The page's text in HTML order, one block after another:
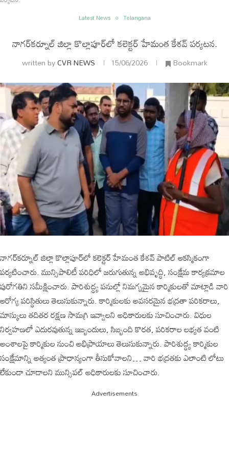
Latest News Telangana
నాగర్‌కర్నూల్ జిల్లా కొల్లాపూర్‌లో కలెక్టర్ హేమంత కేశవ్ పర్యటన.
written byCVR NEWS 15/06/2026 Bookmark
నాగర్‌కర్నూల్ జిల్లా కొల్లాపూర్‌లో కలెక్టర్ హేమంత కేశవ్ పాటిల్ ఆకస్మికంగా
పర్యటించారు. మున్సిపాలిటీ పరిధిలో జరుగుతున్న అభివృద్ధి, సంక్షేమ కార్యక్రమాల
పురోగతిని సమీక్షించారు. పారిశుద్ధ్య పనుల్లో నిమగ్నమైన కార్మికులతో మాట్లాడి వారి
ఆరోగ్య పరిస్థితులు తెలుసుకున్నారు. కార్మికులకు అవసరమైన భద్రతా పరికరాలు,
మాస్కులు తదితర రక్షణ సామగ్రి ఇవ్వాలని అధికారులకు సూచించారు. విధుల
నిర్వహణలో ఎదురవుతున్న ఇబ్బందులు, సిబ్బంది కొరత, పరికరాల లభ్యత వంటి
అంశాలపై కార్మికుల నుంచి అభిప్రాయాలు తెలుసుకున్నారు. పారిశుద్ధ్య కార్మికుల
సంక్షేమాన్ని అత్యంత ప్రాధాన్యంగా తీసుకోవాలని… వారి భద్రతకు ఎలాంటి లోటు
లేకుండా చూడాలని మున్సిపల్ అధికారులకు సూచించారు.
Advertisements
అంతర్జాతీయం